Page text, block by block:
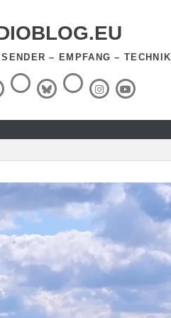
– EMPFANG – TECHNIK
ThreadsBlueSky
RSS-
Feed InstagramYouTube